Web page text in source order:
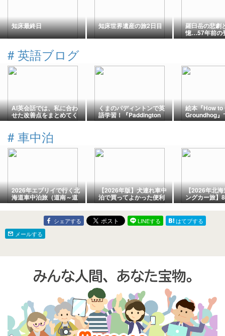
知床最終日 知床世界遺産の旅2日目 羅臼岳の悲劇
憶…57年前の
ら
# 英語ブログ
AI英会話では、私に合わ
せた改善点をまとめてく
れる。
くまのパディントンで英
語学習！『Paddington
Sets Sail』の基本情報と
絵本『How
Groundhog』
常で使える英
# 車中泊
2026年エブリイで行く北
海道車中泊旅（道南～道
東）⑭ 釧路でホッケ、
道の駅忠類へ
【2026年版】犬連れ車中
泊で買ってよかった便利
グッズ10選｜愛犬との車
中泊・キャンプを快適に
するおすすめアイテム
【2026年北
ングカー旅
り空スタート
林公園キャン
草刈りのため
ャンピングカ
シェアする LINEする
はてブする
メールする